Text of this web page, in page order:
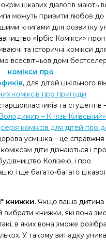
цікавих діалогів мають
можуть привити любов до
книгами для розвитку
«Ірбіс Комікси»
та історичні комікси
всесвітньовідомі
- комікси про
, для дітей шкільного
коміксів про пригоди
та студентів
– Князь Київський»
серія коміксів для дітей про
усмішка – це справжня
діти дізнаються і про
Колізею, і про
і ще багато-багато
книжки. Якщо ваша
вибрати книжки, які вона
в яких вона зможе
У такому випадку